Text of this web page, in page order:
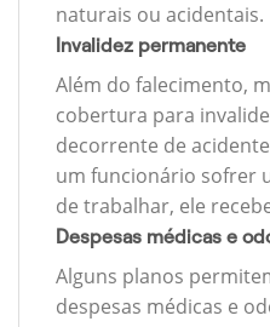
naturais ou acidentais.
Invalidez permanente
Além do falecimento,
cobertura para
decorrente de
um funcionário sofrer
de trabalhar, ele
Despesas médicas e
Alguns planos
despesas médicas e